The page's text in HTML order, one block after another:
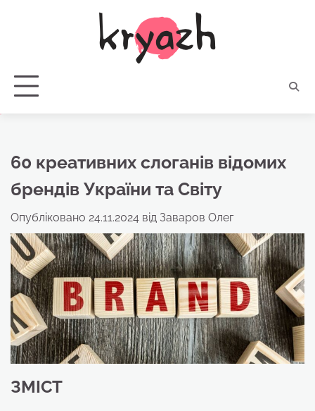
60 креативних слоганів відомих
брендів України та Світу
Опубліковано 24.11.2024 від Заваров Олег
ЗМІСТ